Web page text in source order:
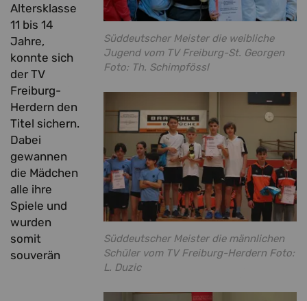
Süddeutscher Meister die weibliche
Jugend vom TV Freiburg-St. Georgen
Foto: Th. Schimpfössl
Süddeutscher Meister die männlichen
Schüler vom TV Freiburg-Herdern Foto:
L. Duzic
Altersklasse
11 bis 14
Jahre,
konnte sich
der TV
Freiburg-
Herdern den
Titel sichern.
Dabei
gewannen
die Mädchen
alle ihre
Spiele und
wurden
somit
souverän